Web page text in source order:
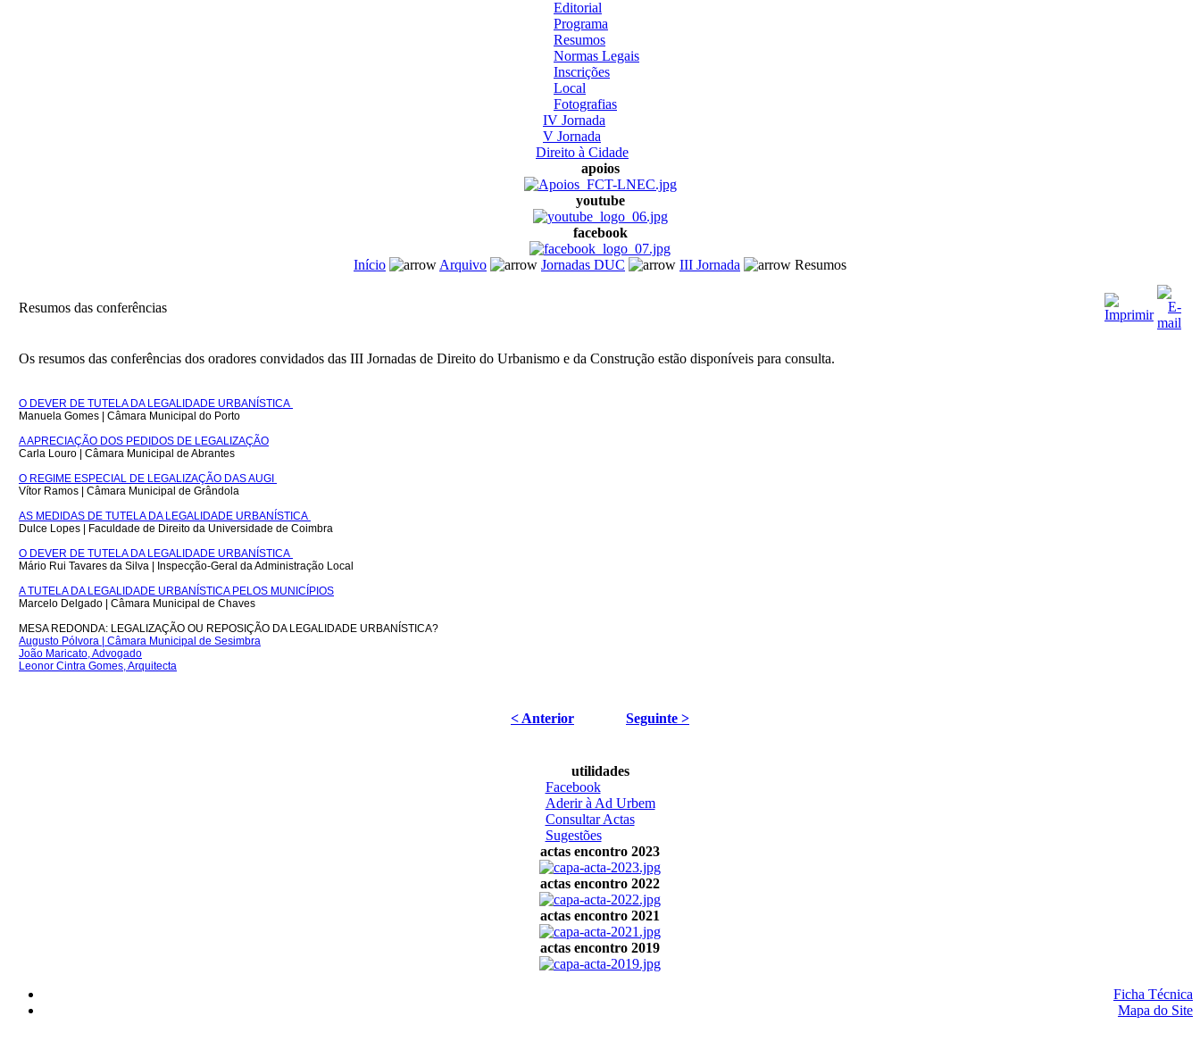
Editorial
Programa
Resumos
Normas Legais
Inscrições
Local
Fotografias
IV Jornada
V Jornada
Direito à Cidade
apoios
youtube
facebook
Início Arquivo Jornadas DUC III Jornada Resumos
Resumos das conferências
Os resumos das conferências dos oradores convidados das III Jornadas de Direito do Urbanismo e da Construção estão disponíveis para consulta.
O DEVER DE TUTELA DA LEGALIDADE URBANÍSTICA
Manuela Gomes | Câmara Municipal do Porto
A APRECIAÇÃO DOS PEDIDOS DE LEGALIZAÇÃO
Carla Louro | Câmara Municipal de Abrantes
O REGIME ESPECIAL DE LEGALIZAÇÃO DAS AUGI
Vítor Ramos | Câmara Municipal de Grândola
AS MEDIDAS DE TUTELA DA LEGALIDADE URBANÍSTICA
Dulce Lopes | Faculdade de Direito da Universidade de Coimbra
O DEVER DE TUTELA DA LEGALIDADE URBANÍSTICA
Mário Rui Tavares da Silva | Inspecção-Geral da Administração Local
A TUTELA DA LEGALIDADE URBANÍSTICA PELOS MUNICÍPIOS
Marcelo Delgado | Câmara Municipal de Chaves
MESA REDONDA: LEGALIZAÇÃO OU REPOSIÇÃO DA LEGALIDADE URBANÍSTICA?
Augusto Pólvora | Câmara Municipal de Sesimbra
João Maricato, Advogado
Leonor Cintra Gomes, Arquitecta
< Anterior Seguinte >
utilidades
Facebook
Aderir à Ad Urbem
Consultar Actas
Sugestões
actas encontro 2023
actas encontro 2022
actas encontro 2021
actas encontro 2019
Ficha Técnica
Mapa do Site